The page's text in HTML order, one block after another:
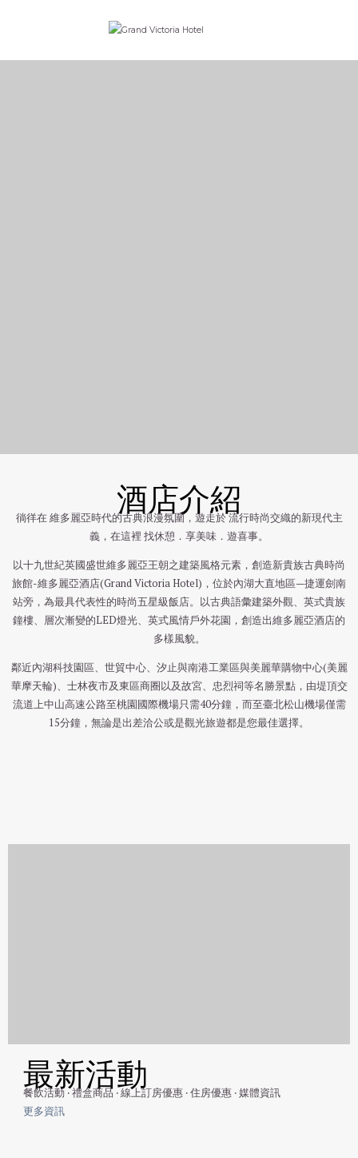
徜徉在 維多麗亞時代的古典浪漫氛圍
酒店介紹
徜徉在 維多麗亞時代的古典浪漫氛圍，遊走於 流行時尚交織的新現代主
義，在這裡 找休憩．享美味．遊喜事。
以十九世紀英國盛世維多麗亞王朝之建築風格元素，創造新貴族古典時尚
旅館-維多麗亞酒店(Grand Victoria Hotel)，位於內湖大直地區—捷運劍南
站旁，為最具代表性的時尚五星級飯店。以古典語彙建築外觀、英式貴族
鐘樓、層次漸變的LED燈光、英式風情戶外花園，創造出維多麗亞酒店的
多樣風貌。
鄰近內湖科技園區、世貿中心、汐止與南港工業區與美麗華購物中心(美麗
華摩天輪)、士林夜市及東區商圈以及故宮、忠烈祠等名勝景點，由堤頂交
流道上中山高速公路至桃園國際機場只需40分鐘，而至臺北松山機場僅需
15分鐘，無論是出差洽公或是觀光旅遊都是您最佳選擇。
最新活動
餐飲活動 ‧ 禮盒商品 ‧ 線上訂房優惠 ‧ 住房優惠 ‧ 媒體資訊
更多資訊